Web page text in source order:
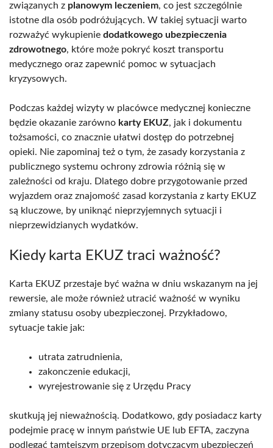
związanych z planowym leczeniem, co jest szczególnie
istotne dla osób podróżujących. W takiej sytuacji warto
rozważyć wykupienie dodatkowego ubezpieczenia
zdrowotnego, które może pokryć koszt transportu
medycznego oraz zapewnić pomoc w sytuacjach
kryzysowych.
Podczas każdej wizyty w placówce medycznej konieczne
będzie okazanie zarówno karty EKUZ, jak i dokumentu
tożsamości, co znacznie ułatwi dostęp do potrzebnej
opieki. Nie zapominaj też o tym, że zasady korzystania z
publicznego systemu ochrony zdrowia różnią się w
zależności od kraju. Dlatego dobre przygotowanie przed
wyjazdem oraz znajomość zasad korzystania z karty EKUZ
są kluczowe, by uniknąć nieprzyjemnych sytuacji i
nieprzewidzianych wydatków.
Kiedy karta EKUZ traci ważność?
Karta EKUZ przestaje być ważna w dniu wskazanym na jej
rewersie, ale może również utracić ważność w wyniku
zmiany statusu osoby ubezpieczonej. Przykładowo,
sytuacje takie jak:
utrata zatrudnienia,
zakon­czenie edukacji,
wyrejestrowanie się z Urzędu Pracy
skutkują jej nieważnością. Dodatkowo, gdy posiadacz karty
podejmie pracę w innym państwie UE lub EFTA, zaczyna
podlegać tamtejszym przepisom dotyczącym ubezpieczeń